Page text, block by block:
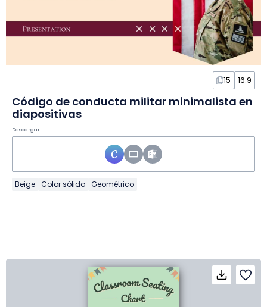
15 16:9
Código de conducta militar minimalista en
diapositivas
Descargar
Beige Color sólido Geométrico